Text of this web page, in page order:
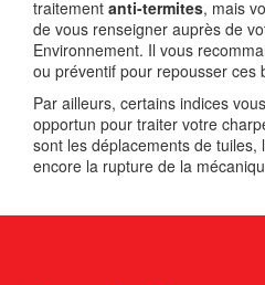
traitement anti-termites, mais
de vous renseigner auprès de
Environnement. Il vous
ou préventif pour repousser ces
Par ailleurs, certains indices
opportun pour traiter votre
sont les déplacements de tuiles,
encore la rupture de la